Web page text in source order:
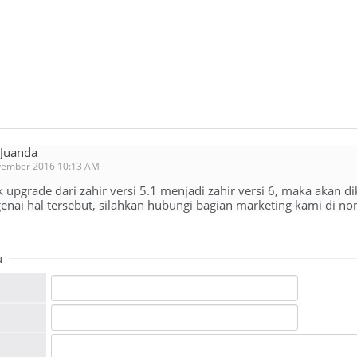
2016 10:13 AM
upgrade dari zahir versi 5.1 menjadi zahir versi 6, maka akan
hal tersebut, silahkan hubungi bagian marketing kami di